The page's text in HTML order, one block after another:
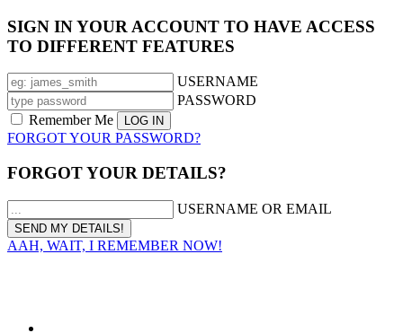
SIGN IN YOUR ACCOUNT TO HAVE ACCESS
TO DIFFERENT FEATURES
USERNAME
PASSWORD
Remember Me
FORGOT YOUR PASSWORD?
FORGOT YOUR DETAILS?
USERNAME OR EMAIL
AAH, WAIT, I REMEMBER NOW!